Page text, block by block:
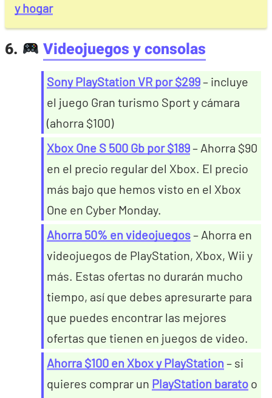
y hogar
6. Videojuegos y consolas
Sony PlayStation VR por $299– incluye
el juego Gran turismo Sport y cámara
(ahorra $100)
Xbox One S 500 Gb por $189– Ahorra $90
en el precio regular del Xbox. El precio
más bajo que hemos visto en el Xbox
One en Cyber Monday.
Ahorra 50% en videojuegos– Ahorra en
videojuegos de PlayStation, Xbox, Wii y
más. Estas ofertas no durarán mucho
tiempo, así que debes apresurarte para
que puedes encontrar las mejores
ofertas que tienen en juegos de video.
Ahorra $100 en Xbox y PlayStation – si
quieres comprar un PlayStation barato o